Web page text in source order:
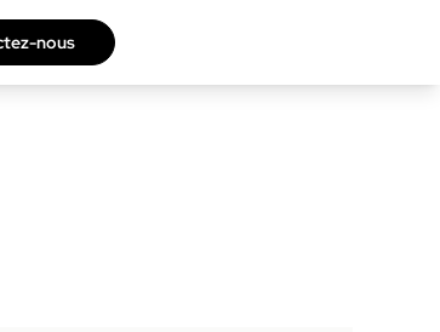
nous